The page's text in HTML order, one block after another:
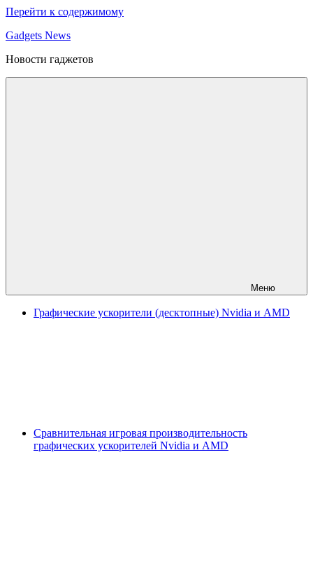
Перейти к содержимому
Gadgets News
Новости гаджетов
Меню
Графические ускорители (десктопные) Nvidia и AMD
Сравнительная игровая производительность
графических ускорителей Nvidia и AMD